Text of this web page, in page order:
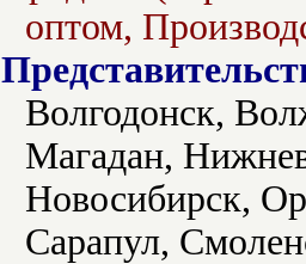
оптом,
Волгодонск,
Магадан,
Новосибирск,
Сарапул,